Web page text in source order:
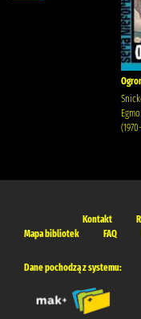
Kontakt
Mapa bibliotek
FAQ
Dane pochodzą z systemu: